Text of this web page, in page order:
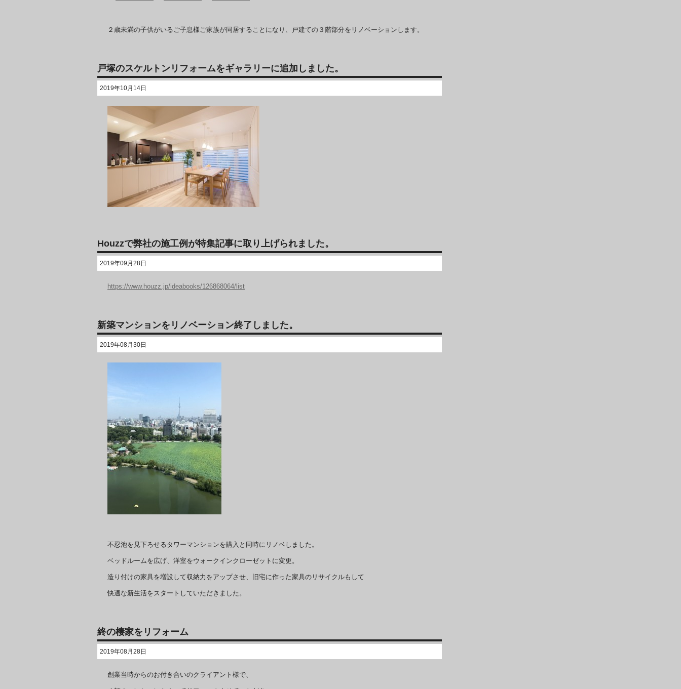
２歳未満の子供がいるご子息様ご家族が同居することになり、戸建ての３階部分をリノベーションします。
戸塚のスケルトンリフォームをギャラリーに追加しました。
2019年10月14日
Houzzで弊社の施工例が特集記事に取り上げられました。
2019年09月28日
https://www.houzz.jp/ideabooks/126868064/list
新築マンションをリノベーション終了しました。
2019年08月30日
不忍池を見下ろせるタワーマンションを購入と同時にリノベしました。
ベッドルームを広げ、洋室をウォークインクローゼットに変更。
造り付けの家具を増設して収納力をアップさせ、旧宅に作った家具のリサイクルもして
快適な新生活をスタートしていただきました。
終の棲家をリフォーム
2019年08月28日
創業当時からのお付き合いのクライアント様で、